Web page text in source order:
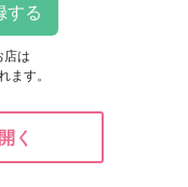
店は
ます。
く